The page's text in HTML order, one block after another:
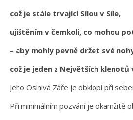
což je stále trvající Sílou v Síle,
ujištěním v čemkoli, co mohou
– aby mohly pevně držet své
což je jeden z Největších
Jeho Oslnivá Záře je obklopí při
Při minimálním pozvání je okamžitě